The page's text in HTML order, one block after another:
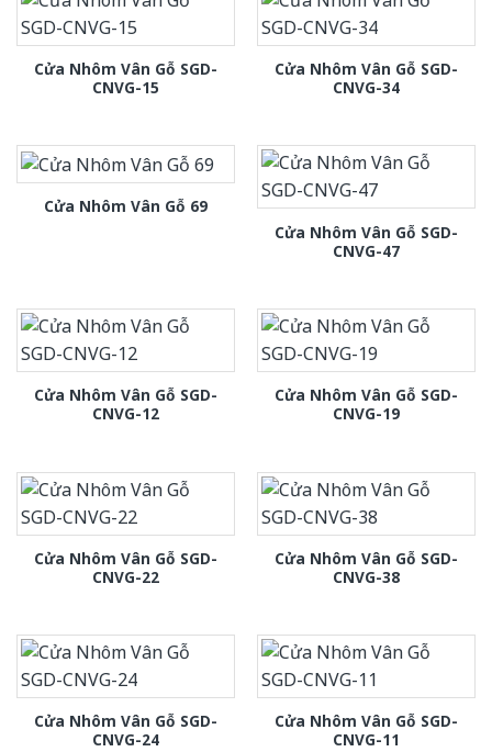
Cửa Nhôm Vân Gỗ SGD-
CNVG-15
Cửa Nhôm Vân Gỗ SGD-
CNVG-34
Cửa Nhôm Vân Gỗ 69
Cửa Nhôm Vân Gỗ SGD-
CNVG-47
Cửa Nhôm Vân Gỗ SGD-
CNVG-12
Cửa Nhôm Vân Gỗ SGD-
CNVG-19
Cửa Nhôm Vân Gỗ SGD-
CNVG-22
Cửa Nhôm Vân Gỗ SGD-
CNVG-38
Cửa Nhôm Vân Gỗ SGD-
CNVG-24
Cửa Nhôm Vân Gỗ SGD-
CNVG-11